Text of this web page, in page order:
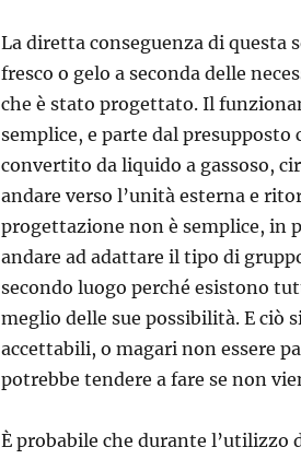
La diretta conseguenza di questa
fresco o gelo a seconda delle
che è stato progettato. Il
semplice, e parte dal
convertito da liquido a gassoso,
andare verso l’unità esterna e
progettazione non è semplice, in
andare ad adattare il tipo di
secondo luogo perché esistono
meglio delle sue possibilità. E ciò
accettabili, o magari non essere
potrebbe tendere a fare se non
È probabile che durante